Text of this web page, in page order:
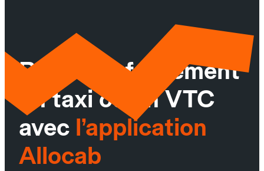
Réservez facilement
un taxi ou un VTC
avec l’application
Allocab